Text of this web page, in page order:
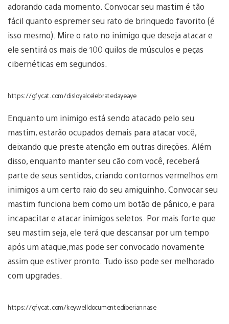
adorando cada momento. Convocar seu mastim é tão
fácil quanto espremer seu rato de brinquedo favorito (é
isso mesmo). Mire o rato no inimigo que deseja atacar e
ele sentirá os mais de 100 quilos de músculos e peças
cibernéticas em segundos.
https://gfycat.com/disloyalcelebratedayeaye
Enquanto um inimigo está sendo atacado pelo seu
mastim, estarão ocupados demais para atacar você,
deixando que preste atenção em outras direções. Além
disso, enquanto manter seu cão com você, receberá
parte de seus sentidos, criando contornos vermelhos em
inimigos a um certo raio do seu amiguinho. Convocar seu
mastim funciona bem como um botão de pânico, e para
incapacitar e atacar inimigos seletos. Por mais forte que
seu mastim seja, ele terá que descansar por um tempo
após um ataque,mas pode ser convocado novamente
assim que estiver pronto. Tudo isso pode ser melhorado
com upgrades.
https://gfycat.com/keywelldocumentediberiannase